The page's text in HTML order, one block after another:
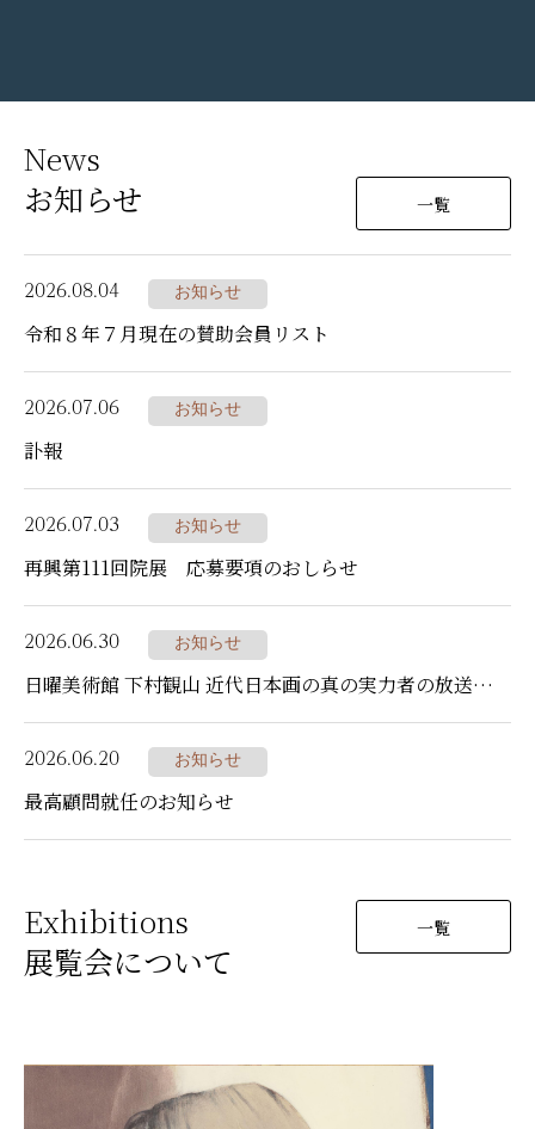
News
お知らせ
一覧
2026.08.04
お知らせ
令和８年７月現在の賛助会員リスト
2026.07.06
お知らせ
訃報
2026.07.03
お知らせ
再興第111回院展 応募要項のおしらせ
2026.06.30
お知らせ
日曜美術館 下村観山 近代日本画の真の実力者の放送について
2026.06.20
お知らせ
最高顧問就任のお知らせ
Exhibitions
展覧会について
一覧